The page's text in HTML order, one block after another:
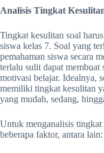
Analisis Tingkat
Tingkat kesulitan soal
siswa kelas 7. Soal yang
pemahaman siswa secara
terlalu sulit dapat membuat
motivasi belajar. Idealnya,
memiliki tingkat kesulitan
yang mudah, sedang,
Untuk menganalisis
beberapa faktor, antara lain: